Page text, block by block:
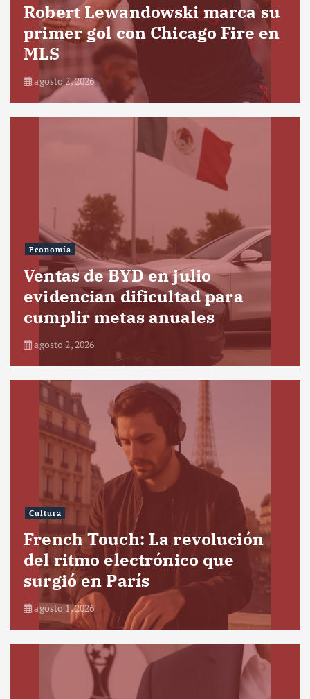
Robert Lewandowski marca su
primer gol con Chicago Fire en
MLS
agosto 2, 2026
Economía
Ventas de BYD en julio
evidencian dificultad para
cumplir metas anuales
agosto 2, 2026
Cultura
French Touch: La revolución
del ritmo electrónico que
surgió en París
agosto 1, 2026